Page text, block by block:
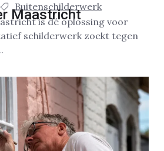
Buitenschilderwerk
Maastricht
is dé oplossing voor
schilderwerk zoekt tegen